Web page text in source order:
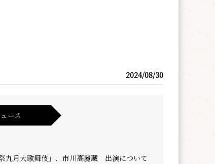
2024/08/30
ース
九月大歌舞伎」、市川高麗蔵 出演について